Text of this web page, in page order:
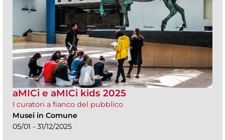
aMICi e aMICi kids 2025
I curatori a fianco del pubblico
Musei in Comune
05/01 - 31/12/2025